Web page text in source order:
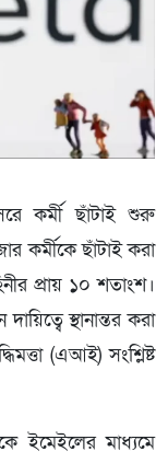
কর্মী ছাঁটাই শুরু
কর্মীকে ছাঁটাই করা
প্রায় ১০ শতাংশ।
স্থানান্তর করা
(এআই) সংশ্লিষ্ট
ইমেইলের মাধ্যমে